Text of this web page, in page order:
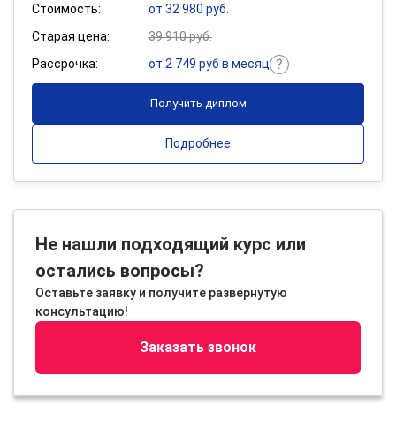
Стоимость:
от 32 980 руб.
Старая цена:
39 910 руб.
Рассрочка:
от 2 749 руб в месяц
Получить диплом
Подробнее
Не нашли подходящий курс или
остались вопросы?
Оставьте заявку и получите развернутую
консультацию!
Заказать звонок